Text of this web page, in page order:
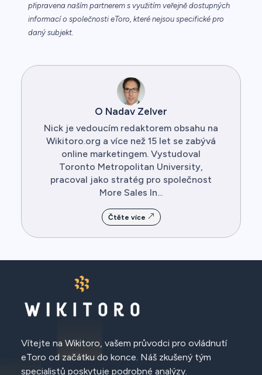
připravena naším partnerem s využitím veřejně dostupných
informací o společnosti eToro, které nejsou specifické pro
daný subjekt.
O Nadav Zelver
Nick je vedoucím redaktorem obsahu na
Wikitoro.org a více než 15 let se zabývá
online marketingem. Vystudoval
Toronto Metropolitan University,
pracoval jako stratég pro společnost
More Sales In...
Čtěte více
Vítejte na Wikitoro, vašem průvodci pro ovládnutí
eToro od začátku do konce. Náš zkušený tým
specialistů poskytuje podrobné analýzy.